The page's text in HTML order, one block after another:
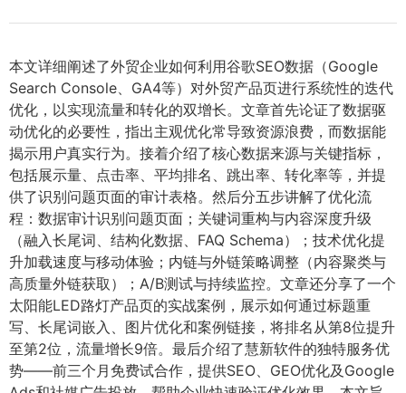
本文详细阐述了外贸企业如何利用谷歌SEO数据（Google
Search Console、GA4等）对外贸产品页进行系统性的迭代
优化，以实现流量和转化的双增长。文章首先论证了数据驱
动优化的必要性，指出主观优化常导致资源浪费，而数据能
揭示用户真实行为。接着介绍了核心数据来源与关键指标，
包括展示量、点击率、平均排名、跳出率、转化率等，并提
供了识别问题页面的审计表格。然后分五步讲解了优化流
程：数据审计识别问题页面；关键词重构与内容深度升级
（融入长尾词、结构化数据、FAQ Schema）；技术优化提
升加载速度与移动体验；内链与外链策略调整（内容聚类与
高质量外链获取）；A/B测试与持续监控。文章还分享了一个
太阳能LED路灯产品页的实战案例，展示如何通过标题重
写、长尾词嵌入、图片优化和案例链接，将排名从第8位提升
至第2位，流量增长9倍。最后介绍了慧新软件的独特服务优
势——前三个月免费试合作，提供SEO、GEO优化及Google